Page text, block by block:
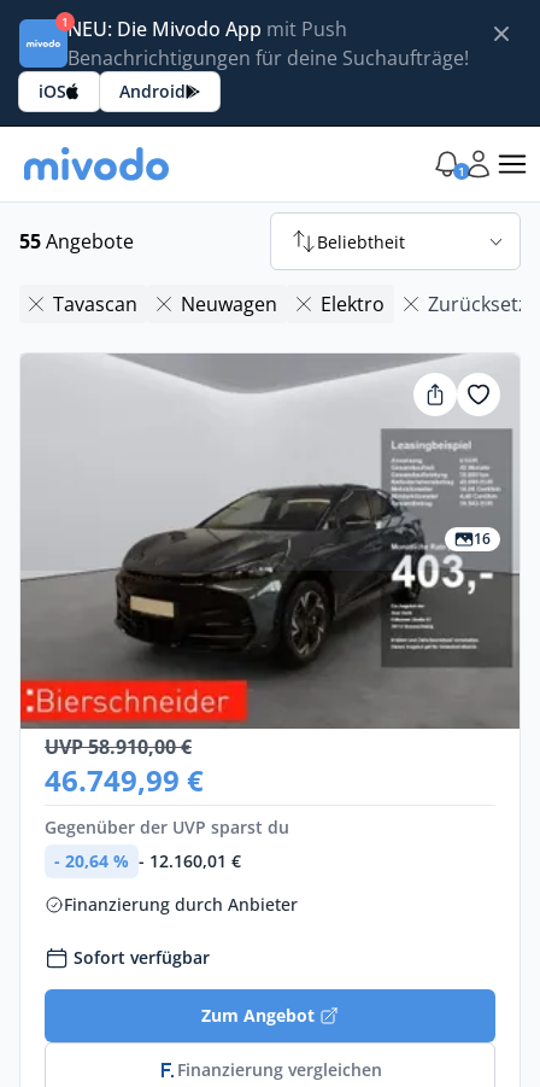
1NEU: Die Mivodo App mit Push
Benachrichtigungen für deine Suchaufträge!
iOS Android
1
55Angebote Beliebtheit
Tavascan Neuwagen Elektro
16
Gewerbe
Cupra Tavascan
Elektro •Automatik •285 PS (210 kW)
Neuwagen
UVP 58.910,00 €
46.749,99 €
Gegenüber der UVP sparst du
- 20,64 % - 12.160,01 €
Finanzierung durch Anbieter
Sofort verfügbar
Zum Angebot
Finanzierung vergleichen